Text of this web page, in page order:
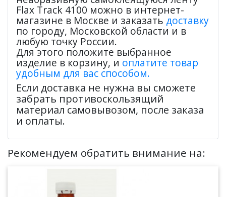
Flax Track 4100 можно в интернет-
магазине в Москве и заказать доставку
по городу, Московской области и в
любую точку России.
Для этого положите выбранное
изделие в корзину, и оплатите товар
удобным для вас способом.
Если доставка не нужна вы сможете
забрать противоскользящий
материал самовывозом, после заказа
и оплаты.
Рекомендуем обратить внимание на: